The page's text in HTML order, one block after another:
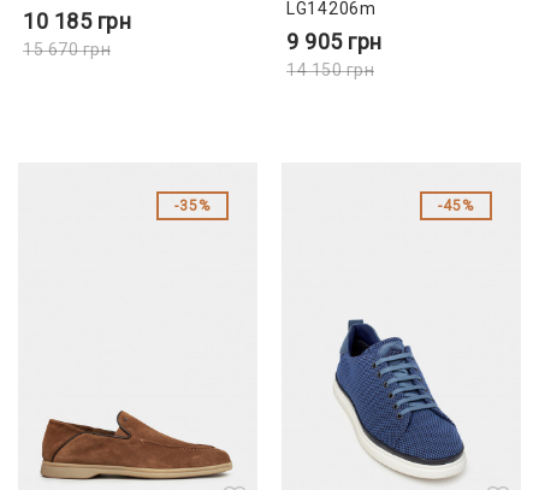
10 185 грн
15 670грн
LG14206m
9 905 грн
14 150грн
35% 45%